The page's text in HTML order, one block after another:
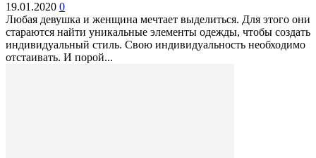
19.01.2020 0
Любая девушка и женщина мечтает выделиться. Для этого они
стараются найти уникальные элементы одежды, чтобы создать
индивидуальный стиль. Свою индивидуальность необходимо
отстаивать. И порой...